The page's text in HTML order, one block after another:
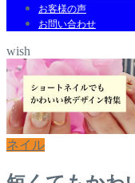
お客様の声
お問い合わせ
wish
ネイル